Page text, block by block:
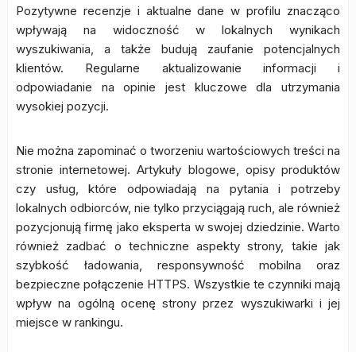
Pozytywne recenzje i aktualne dane w profilu znacząco
wpływają na widoczność w lokalnych wynikach
wyszukiwania, a także budują zaufanie potencjalnych
klientów. Regularne aktualizowanie informacji i
odpowiadanie na opinie jest kluczowe dla utrzymania
wysokiej pozycji.
Nie można zapominać o tworzeniu wartościowych treści na
stronie internetowej. Artykuły blogowe, opisy produktów
czy usług, które odpowiadają na pytania i potrzeby
lokalnych odbiorców, nie tylko przyciągają ruch, ale również
pozycjonują firmę jako eksperta w swojej dziedzinie. Warto
również zadbać o techniczne aspekty strony, takie jak
szybkość ładowania, responsywność mobilna oraz
bezpieczne połączenie HTTPS. Wszystkie te czynniki mają
wpływ na ogólną ocenę strony przez wyszukiwarki i jej
miejsce w rankingu.